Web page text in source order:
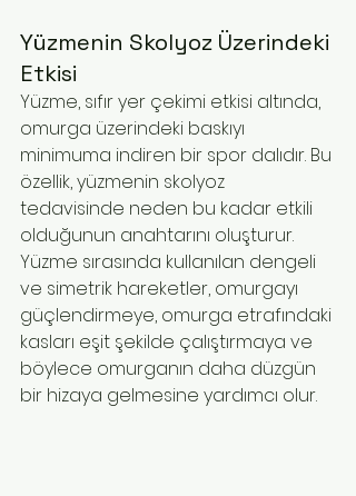
Yüzmenin Skolyoz Üzerindeki
Etkisi
Yüzme, sıfır yer çekimi etkisi altında,
omurga üzerindeki baskıyı
minimuma indiren bir spor dalıdır. Bu
özellik, yüzmenin skolyoz
tedavisinde neden bu kadar etkili
olduğunun anahtarını oluşturur.
Yüzme sırasında kullanılan dengeli
ve simetrik hareketler, omurgayı
güçlendirmeye, omurga etrafındaki
kasları eşit şekilde çalıştırmaya ve
böylece omurganın daha düzgün
bir hizaya gelmesine yardımcı olur.